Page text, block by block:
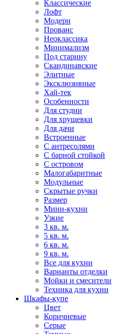
Классические
Лофт
Модерн
Прованс
Неоклассика
Минимализм
Под старину
Скандинавские
Элитные
Эксклюзивные
Хай-тек
Особенности
Для студии
Для хрущевки
Для дачи
Встроенные
С антресолями
С барной стойкой
С островом
Малогабаритные
Модульные
Скрытые ручки
Размер
Мини-кухни
Узкие
3 кв. м.
5 кв. м.
6 кв. м.
9 кв. м.
Все для кухни
Варианты отделки
Мойки и смесители
Техника для кухни
Шкафы-купе
Цвет
Коричневые
Серые